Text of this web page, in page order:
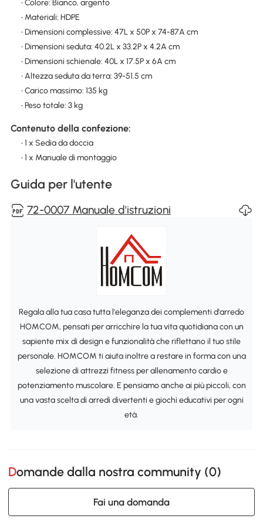
• Colore: Bianco, argento
• Materiali: HDPE
• Dimensioni complessive: 47L x 50P x 74-87A cm
• Dimensioni seduta: 40.2L x 33.2P x 4.2A cm
• Dimensioni schienale: 40L x 17.5P x 6A cm
• Altezza seduta da terra: 39-51.5 cm
• Carico massimo: 135 kg
• Peso totale: 3 kg
Contenuto della confezione:
• 1 x Sedia da doccia
• 1 x Manuale di montaggio
Guida per l'utente
72-0007 Manuale d'istruzioni
Regala alla tua casa tutta l'eleganza dei complementi d'arredo
HOMCOM, pensati per arricchire la tua vita quotidiana con un
sapiente mix di design e funzionalità che riflettano il tuo stile
personale. HOMCOM ti aiuta inoltre a restare in forma con una
selezione di attrezzi fitness per allenamento cardio e
potenziamento muscolare. E pensiamo anche ai più piccoli, con
una vasta scelta di arredi divertenti e giochi educativi per ogni
età.
Domande dalla nostra community (0)
Fai una domanda